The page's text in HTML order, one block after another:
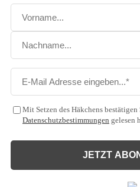
Mit Setzen des Häkchens bestätigen
Datenschutzbestimmungen gelesen
JETZT